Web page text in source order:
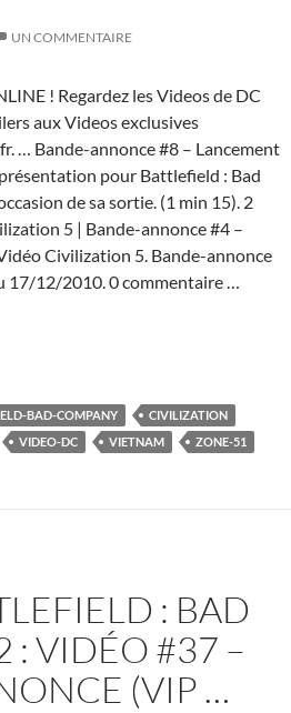
UN COMMENTAIRE
! Regardez les Videos de DC
aux Videos exclusives
… Bande-annonce #8 – Lancement
pour Battlefield : Bad
de sa sortie. (1 min 15). 2
5 | Bande-annonce #4 –
Civilization 5. Bande-annonce
17/12/2010. 0 commentaire …
BAD-COMPANY
CIVILIZATION
VIDEO-DC VIETNAM ZONE-51
: BAD
: VIDÉO #37 –
(VIP …